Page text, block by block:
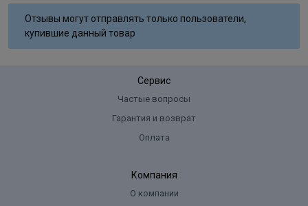
Отзывы могут отправлять только пользователи,
купившие данный товар
Сервис
Частые вопросы
Гарантия и возврат
Оплата
Компания
О компании